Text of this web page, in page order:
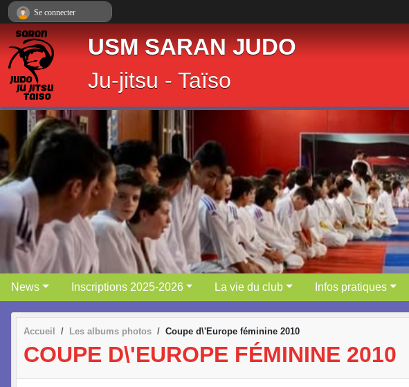
USM SARAN JUDO
Ju-jitsu - Taïso
News Inscriptions 2025-2026 La vie du club Infos pratiques
Accueil Les albums photos Coupe d\'Europe féminine 2010
COUPE D\'EUROPE FÉMININE 2010
Se connecter
Panneau de gestion des cookies